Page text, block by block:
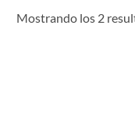
Mostrando los 2